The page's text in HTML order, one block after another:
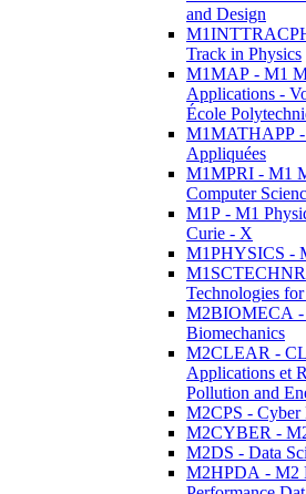
and Design
Track in Physics
M1MAP - M1
Applications -
École
M1MATHAPP -
Appliquées
M1MPRI - M1
Computer
M1P - M1
Curie - X
M1PHYSICS -
Technologies
M2BIOMECA -
Biomechanics
M2CLEAR -
Applications et
Pollution and
M2CPS - Cyber
M2CYBER -
M2DS - Data
M2HPDA - M2